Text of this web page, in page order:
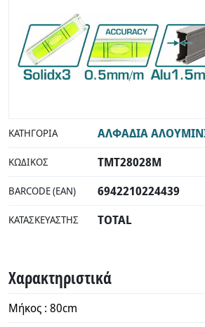
INDUSTRIAL
ΚΑΤΗΓΟΡΊΑ ΑΛΦΑΔΙΑ
ΚΩΔΙΚΌΣ TMT28028M
BARCODE (EAN) 6942210224439
ΚΑΤΑΣΚΕΥΑΣΤΉΣ TOTAL
Χαρακτηριστικά
Μήκος : 80cm